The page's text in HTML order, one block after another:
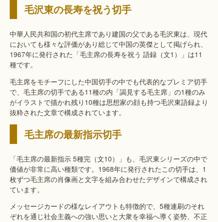
毛沢東の長寿を祝う切手
中華人民共和国の初代主席であり建国の父である毛沢東は、現代
においても様々な評価があり総じて中国の英傑として掲げられ、
1967年に発行された「毛主席の長寿を祝う 語録（文1）」は11
種です。
毛主席をモチーフにした中国切手の中でも代表的なプレミア切手
で、毛主席の切手である11種の内「謁見する毛主席」の1種のみ
がイラストで描かれ残り10種は思想家の顔も持つ毛沢東語録より
抜粋された文章で構成されています。
毛主席の最新指示切手
「毛主席の最新指示 5種完（文10）」も、毛沢東シリーズの中で
価値が非常に高い種類です。1968年に発行されたこの切手は、1
枚ずつ毛主席の肖像画と文字を組み合わせたデザインで構成され
ています。
メッセージカードの様なレイアウトも特徴的で、5種連刷のそれ
ぞれを通じ社会主義への強い思いと大衆を幸福へ導く姿勢、不正